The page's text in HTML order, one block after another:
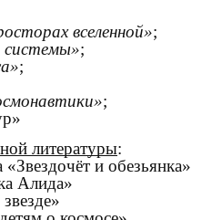
вселенной»;
системы»;
;
;
литературы:
и обезьянка»
Алида»